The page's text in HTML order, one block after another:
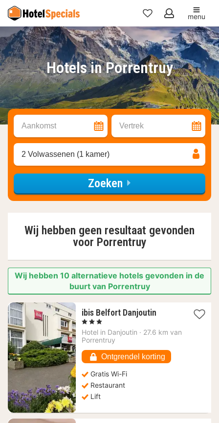
Mijn
favorieten
menu
Hotels in Porrentruy
Aankomst Vertrek
2 Volwassenen (1 kamer)
Zoeken
Wij hebben geen resultaat gevonden
voor Porrentruy
Wij hebben 10 alternatieve hotels gevonden in de
buurt van Porrentruy
ibis Belfort Danjoutin1
vanaf
, 3 Sterren
Hotel in Danjoutin · 27.6 km van
Porrentruy
Ontgrendel korting
Gratis Wi-Fi
Restaurant
Lift